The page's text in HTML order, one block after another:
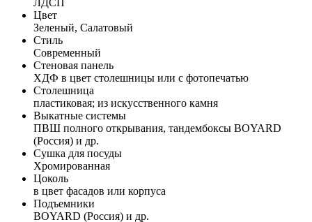
Цвет
Зеленый, Салатовый
Стиль
Современный
Стеновая панель
ХДФ в цвет столешницы или с фотопечатью
Столешница
пластиковая; из искусственного камня
Выкатные системы
ПВШ полного открывания, тандембоксы BOYARD
(Россия) и др.
Сушка для посуды
Хромированная
Цоколь
в цвет фасадов или корпуса
Подъемники
BOYARD (Россия) и др.